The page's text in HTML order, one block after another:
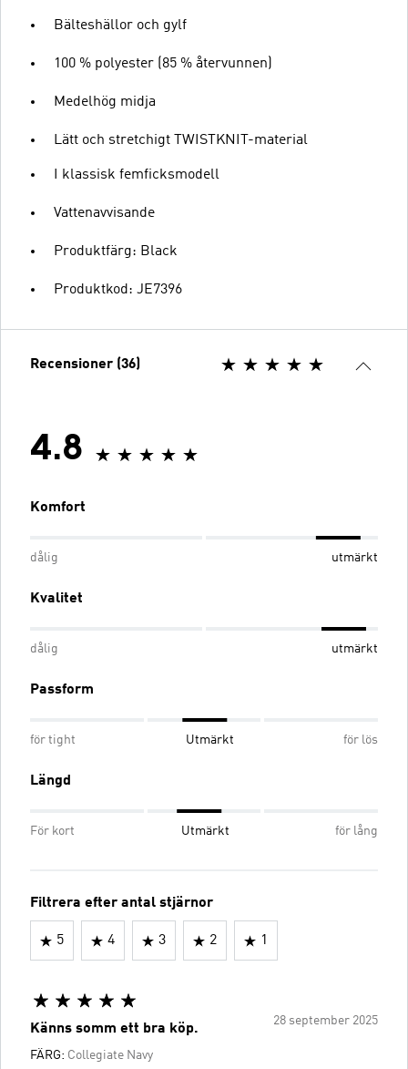
Bälteshällor och gylf
100 % polyester (85 % återvunnen)
Medelhög midja
Lätt och stretchigt TWISTKNIT-material
I klassisk femficksmodell
Vattenavvisande
Produktfärg: Black
Produktkod: JE7396
Recensioner (36)
4.8
Komfort
dålig utmärkt
Kvalitet
dålig utmärkt
Passform
för tight Utmärkt för lös
Längd
För kort Utmärkt för lång
Filtrera efter antal stjärnor
5 4 3 2 1
28 september 2025
Känns somm ett bra köp.
FÄRG: Collegiate Navy